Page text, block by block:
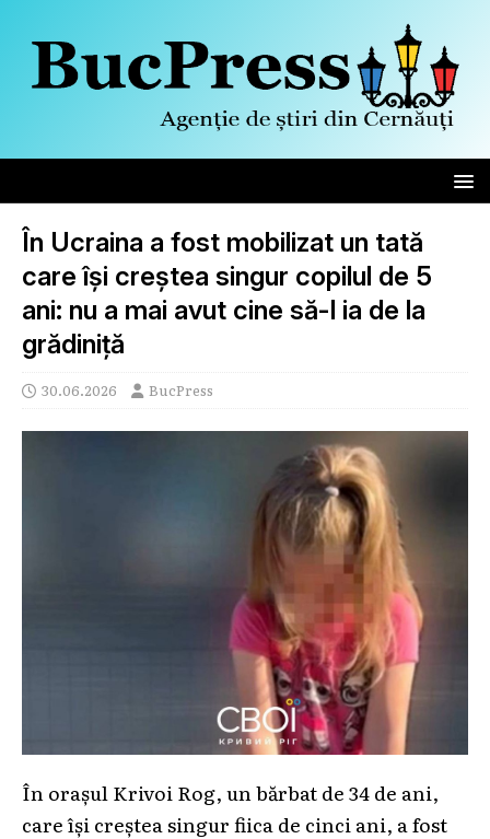
În Ucraina a fost mobilizat un tată
care își creștea singur copilul de 5
ani: nu a mai avut cine să-l ia de la
grădiniță
30.06.2026 BucPress
În orașul Krivoi Rog, un bărbat de 34 de ani,
care își creștea singur fiica de cinci ani, a fost